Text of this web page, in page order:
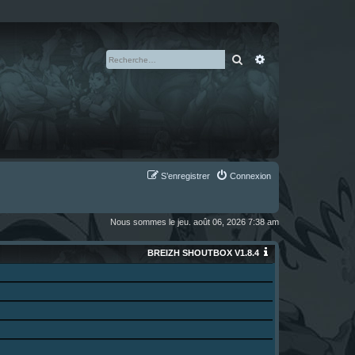
Rechercher
Connexion
S’enregistrer
Nous sommes le jeu. août 06, 2026 7:38 am
BREIZH SHOUTBOX V1.8.4